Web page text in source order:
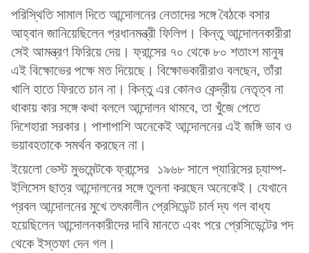
পরিস্থিতি সামাল দিতে আন্দোলনের নেতাদের সঙ্গে বৈঠকে বসার
আহ্বান জানিয়েছিলেন প্রধানমন্ত্রী ফিলিপ। কিন্তু আন্দোলনকারীরা
সেই আমন্ত্রণ ফিরিয়ে দেয়। ফ্রান্সের ৭০ থেকে ৮০ শতাংশ মানুষ
এই বিক্ষোভের পক্ষে মত দিয়েছে। বিক্ষোভকারীরাও বলছেন, তাঁরা
খালি হাতে ফিরতে চান না। কিন্তু এর কোনও কেন্দ্রীয় নেতৃত্ব না
থাকায় কার সঙ্গে কথা বললে আন্দোলন থামবে, তা খুঁজে পেতে
দিশেহারা সরকার। পাশাপাশি অনেকেই আন্দোলনের এই জঙ্গি ভাব ও
ভয়াবহতাকে সমর্থন করছেন না।
ইয়েলো ভেস্ট মুভমেন্টকে ফ্রান্সের ১৯৬৮ সালে প্যারিসের চ্যাম্প-
ইলিসেস ছাত্র আন্দোলনের সঙ্গে তুলনা করছেন অনেকেই। যেখানে
প্রবল আন্দোলনের মুখে তৎকালীন প্রেসিডেন্ট চার্ল দ্য গল বাধ্য
হয়েছিলেন আন্দোলনকারীদের দাবি মানতে এবং পরে প্রেসিডেন্টের পদ
থেকে ইস্তফা দেন গল।